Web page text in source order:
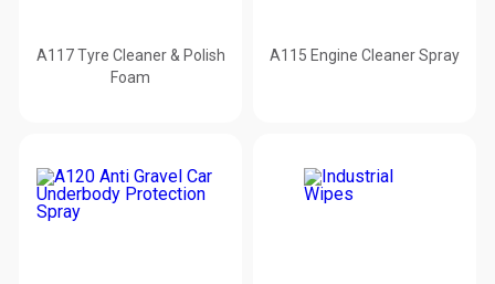
A117 Tyre Cleaner & Polish
Foam
A115 Engine Cleaner Spray